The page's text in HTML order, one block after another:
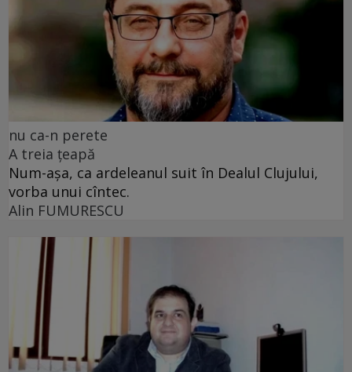
nu ca-n perete
A treia țeapă
Num-așa, ca ardeleanul suit în Dealul Clujului,
vorba unui cîntec.
Alin FUMURESCU